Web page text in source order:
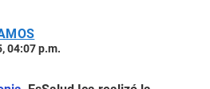
04:07 p.m.